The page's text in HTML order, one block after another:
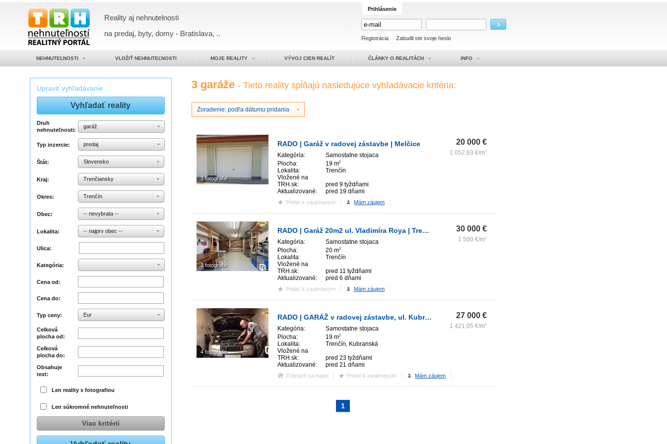
Reality aj nehnutelnosti
na predaj, byty, domy - Bratislava, ..
Prihlásenie
Registrácia Zabudli ste svoje heslo
NEHNUTEĽNOSTI VLOŽIŤ NEHNUTEĽNOSTI MOJE REALITY VÝVOJ CIEN REALÍT ČLÁNKY O REALITÁCH INFO
Upraviť vyhľadávanie:
Druh
nehnuteľnosti:
garáž
Typ inzercie: predaj
Štát: Slovensko
Kraj: Trenčiansky
Okres: Trenčín
Obec: -- nevybrata --
Lokalita: -- najprv obec --
Ulica:
Kategória:
Cena od:
Cena do:
Typ ceny: Eur
Celková
plocha od:
Celková
plocha do:
Obsahuje
text:
Len reality s fotografiou
Len súkromné nehnuteľnosti
Viac kritérii
3 garáže- Tieto reality spĺňajú nasledujúce vyhľadávacie kritéria:
Zoradenie: podľa dátumu pridania
3 fotografie
RADO | Garáž v radovej zástavbe | Melčice
Kategória:
Samostatne stojaca
Plocha:
19 m2
Lokalita:
Trenčín
Vložené na
TRH.sk:
pred 9 tyždňami
Aktualizované:
pred 19 dňami
20 000 €
1 052,63 €/m2
Pridať k zaujímavým Mám záujem
3 fotografie
RADO | Garáž 20m2 ul. Vladimíra Roya | Trenčín
Kategória:
Samostatne stojaca
Plocha:
20 m2
Lokalita:
Trenčín
Vložené na
TRH.sk:
pred 11 tyždňami
Aktualizované:
pred 6 dňami
30 000 €
1 500 €/m2
Pridať k zaujímavým Mám záujem
4 fotografie
RADO | GARÁŽ v radovej zástavbe, ul. Kubranská | Trenčín
Kategória:
Samostatne stojaca
Plocha:
19 m2
Lokalita:
Trenčín, Kubranská
Vložené na
TRH.sk:
pred 23 tyždňami
Aktualizované:
pred 21 dňami
27 000 €
1 421,05 €/m2
Zobraziť na mape Pridať k zaujímavým Mám záujem
1